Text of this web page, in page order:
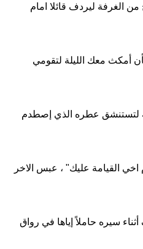
من الغرفة ليردف قائلا امام
أمكث معك الليلة لتقومي
لتستنشق عطره الذي إصطدم
القيامة عليك" ، عبس الاخر
سيره حاملاً إياها في رواق